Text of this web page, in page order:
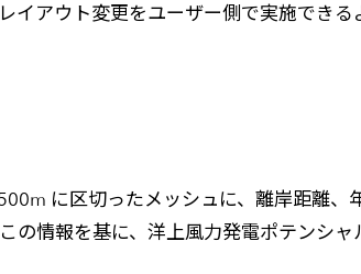
アウト変更をユーザー側で実施でき
に区切ったメッシュに、離岸距離、
情報を基に、洋上風力発電ポテンシ